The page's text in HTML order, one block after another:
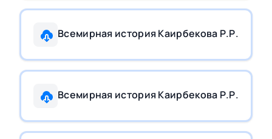
Всемирная история Каирбекова Р.Р.
Всемирная история Каирбекова Р.Р.